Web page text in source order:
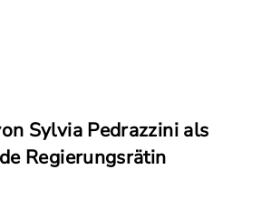
Sylvia Pedrazzini als
Regierungsrätin